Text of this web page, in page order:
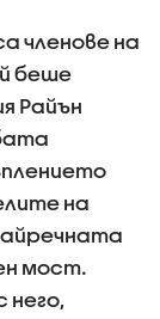
членове на
беше
Райън
на
мост.
него,